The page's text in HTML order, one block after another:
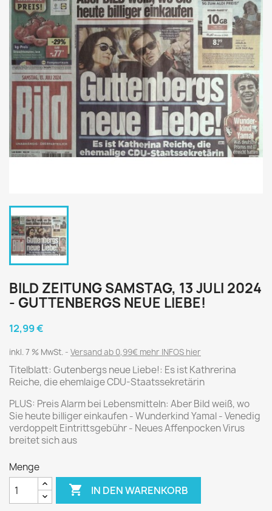
BILD ZEITUNG SAMSTAG, 13 JULI 2024
- GUTTENBERGS NEUE LIEBE!
12,99 €
inkl. 7 % MwSt. Versand ab 0,99€ mehr INFOS hier
Titelblatt: Gutenbergs neue Liebe!: Es ist Kathrerina
Reiche, die ehemlaige CDU-Staatssekretärin
PLUS: Preis Alarm bei Lebensmitteln: Aber Bild weiß, wo
Sie heute billiger einkaufen - Wunderkind Yamal - Venedig
verdoppelt Eintrittsgebühr - Neues Affenpocken Virus
breitet sich aus
Menge
 IN DEN WARENKORB